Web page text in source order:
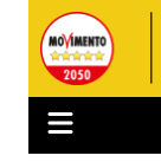
contenuto